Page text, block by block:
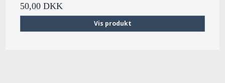
50,00 DKK
Vis produkt